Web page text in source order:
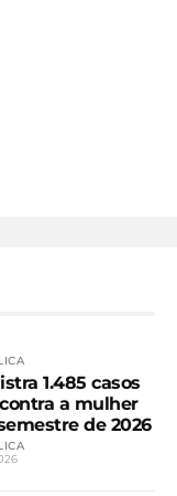
1.485 casos
a mulher
de 2026